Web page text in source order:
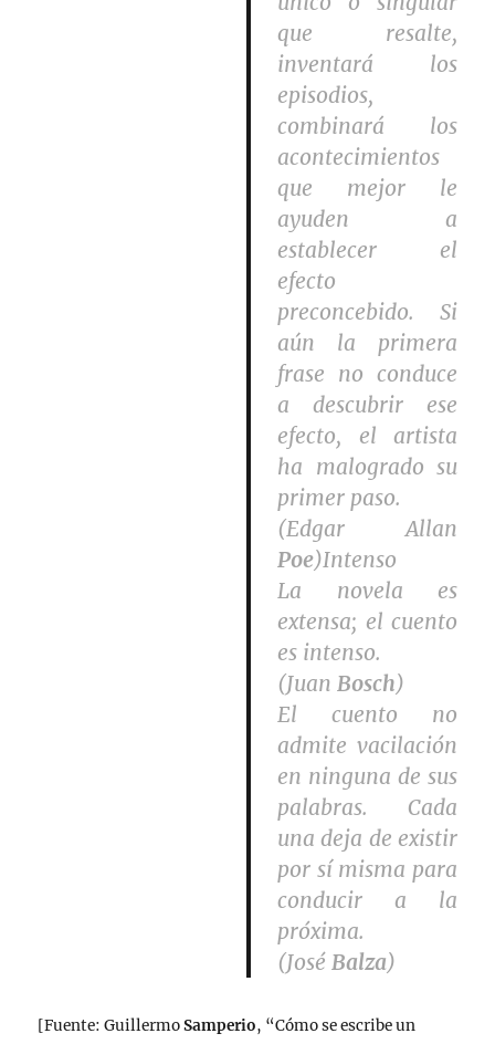
que resalte,
inventará los
episodios,
combinará los
acontecimientos
que mejor le
ayuden a
establecer el
efecto
preconcebido. Si
aún la primera
frase no conduce
a descubrir ese
efecto, el artista
ha malogrado su
primer paso.
(Edgar Allan
Poe)Intenso
La novela es
extensa; el cuento
es intenso.
(JuanBosch)
El cuento no
admite vacilación
en ninguna de sus
palabras. Cada
una deja de existir
por sí misma para
conducir a la
próxima.
(JoséBalza)
[Fuente: GuillermoSamperio, “Cómo se escribe un